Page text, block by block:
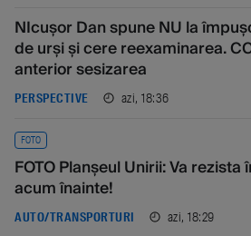
NIcușor Dan spune NU la
de urși și cere reexaminarea.
anterior sesizarea
PERSPECTIVE azi, 18:36
FOTO
FOTO Planșeul Unirii: Va
acum înainte!
AUTO/TRANSPORTURI azi, 18:29